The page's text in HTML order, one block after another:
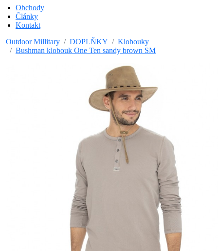
Obchody
Články
Kontakt
Outdoor Millitary
DOPLŇKY
Klobouky
Bushman klobouk One Ten sandy brown SM